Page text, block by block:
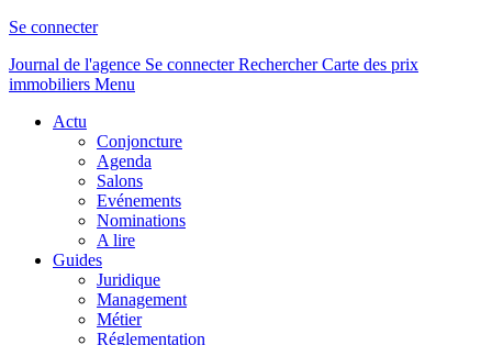
Se connecter
Journal de l'agence Se connecterRechercher Carte des prix
immobiliers Menu
Actu
Conjoncture
Agenda
Salons
Evénements
Nominations
A lire
Guides
Juridique
Management
Métier
Réglementation